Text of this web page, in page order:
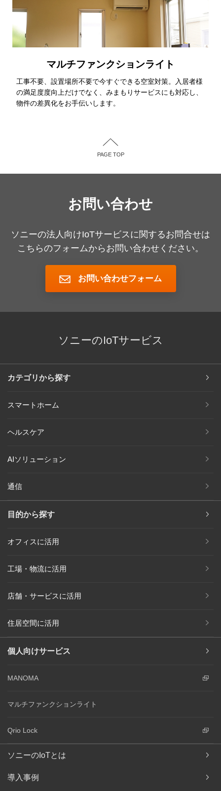
マルチファンクションライト
工事不要、設置場所不要で今すぐできる空室対策。入居者様
の満足度度向上だけでなく、みまもりサービスにも対応し、
物件の差異化をお手伝いします。
PAGE TOP
お問い合わせ
ソニーの法人向けIoTサービスに関するお問合せは
こちらのフォームからお問い合わせください。
お問い合わせフォーム
ソニーのIoTサービス
カテゴリから探す
スマートホーム
ヘルスケア
AIソリューション
通信
目的から探す
オフィスに活用
工場・物流に活用
店舗・サービスに活用
住居空間に活用
個人向けサービス
MANOMA
マルチファンクションライト
Qrio Lock
ソニーのIoTとは
導入事例